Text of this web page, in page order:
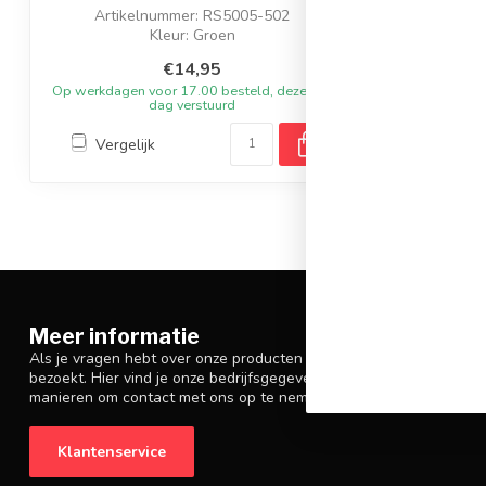
Artikelnummer: RS5005-502
Kleur: Groen
€14,95
Op werkdagen voor 17.00 besteld, dezelfde
dag verstuurd
Vergelijk
Meer informatie
Als je vragen hebt over onze producten of je aankoop, zorg er
bezoekt. Hier vind je onze bedrijfsgegevens, antwoorden op
manieren om contact met ons op te nemen.
Klantenservice